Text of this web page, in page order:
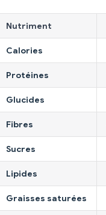
Nutriment
Calories
Protéines
Glucides
Fibres
Sucres
Lipides
Graisses saturées